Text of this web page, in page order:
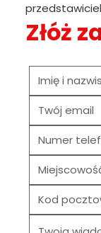
Złóż